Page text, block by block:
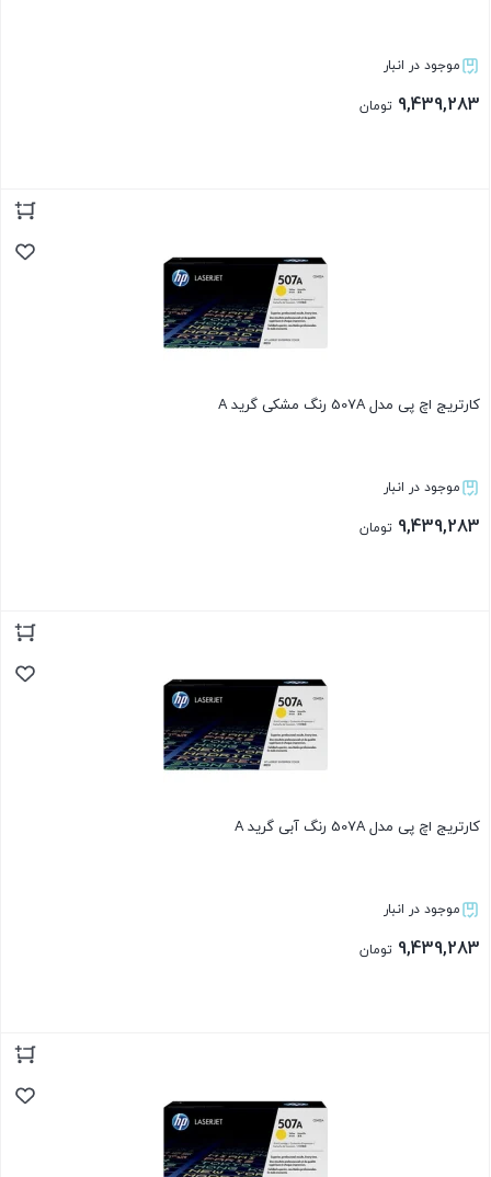
موجود در انبار
9,439,283 تومان
کارتریج اچ پی مدل 507A رنگ مشکی گرید A
موجود در انبار
9,439,283 تومان
کارتریج اچ پی مدل 507A رنگ آبی گرید A
موجود در انبار
9,439,283 تومان